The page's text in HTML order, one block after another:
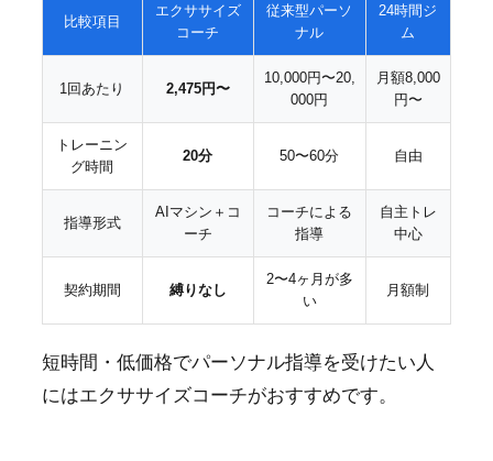
比較項目
エクササイズ
コーチ
従来型パーソ
ナル
24時間ジ
ム
1回あたり 2,475円〜
10,000円〜20,
000円
月額8,000
円〜
トレーニン
グ時間
20分 50〜60分 自由
指導形式
AIマシン＋コ
ーチ
コーチによる
指導
自主トレ
中心
契約期間 縛りなし
2〜4ヶ月が多
い
月額制
短時間・低価格でパーソナル指導を受けたい人
にはエクササイズコーチがおすすめです。